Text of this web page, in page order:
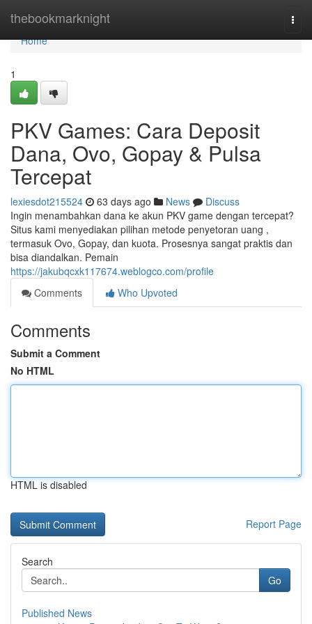
thebookmarknight
Home
Home
1
PKV Games: Cara Deposit
Dana, Ovo, Gopay & Pulsa
Tercepat
lexiesdot215524 63 days ago News
Discuss
Ingin menambahkan dana ke akun PKV game dengan tercepat?
Situs kami menyediakan pilihan metode penyetoran uang ,
termasuk Ovo, Gopay, dan kuota. Prosesnya sangat praktis dan
bisa diandalkan. Pemain
https://jakubqcxk117674.weblogco.com/profile
Comments
Who Upvoted
Comments
Submit a Comment
No HTML
HTML is disabled
Report Page
Search
Go
Published News